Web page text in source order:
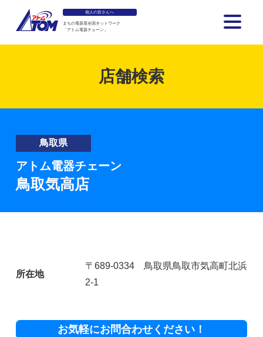
個人の皆さんへ
まちの電器屋全国ネットワーク
「アトム電器チェーン」
店舗検索
鳥取県
アトム電器チェーン
鳥取気高店
所在地
〒689-0334 鳥取県鳥取市気高町北浜
2-1
お気軽にお問合わせください！